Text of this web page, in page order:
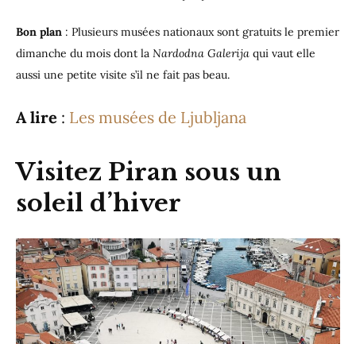
Bon plan : Plusieurs musées nationaux sont gratuits le premier
dimanche du mois dont la Nardodna Galerija qui vaut elle
aussi une petite visite s’il ne fait pas beau.
A lire : Les musées de Ljubljana
Visitez Piran sous un
soleil d’hiver